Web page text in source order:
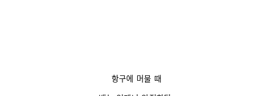
항구에 머물 때